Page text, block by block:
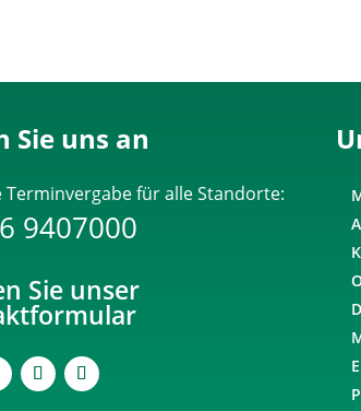
Sie uns an
Terminvergabe für alle Standorte:
9407000
Sie unser